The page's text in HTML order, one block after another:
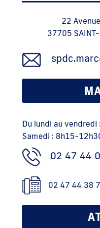
22
37705 SAINT-
Du lundi au
Samedi : 8h15-
02 47 44
02 47 44 38